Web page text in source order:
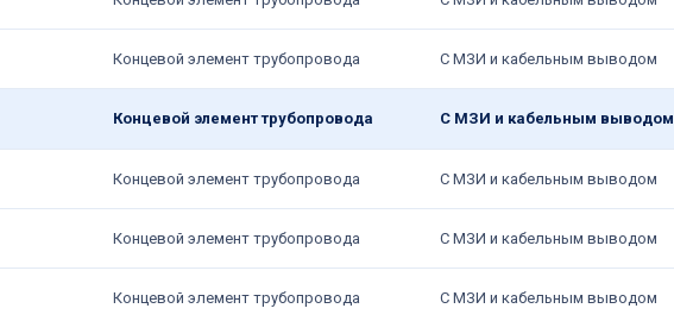
Концевой элемент трубопровода С МЗИ и кабельным выводом
Концевой элемент трубопровода С МЗИ и кабельным выводом
Концевой элемент трубопровода С МЗИ и кабельным выводом
Концевой элемент трубопровода С МЗИ и кабельным выводом
Концевой элемент трубопровода С МЗИ и кабельным выводом